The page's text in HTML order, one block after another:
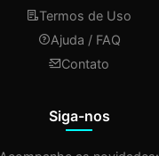
Termos de Uso
Ajuda / FAQ
Contato
Siga-nos